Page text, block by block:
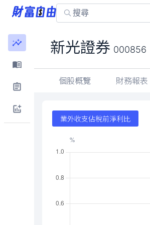
新光證券 000856
個股概覽 財務報表
業外收支佔稅前淨利比